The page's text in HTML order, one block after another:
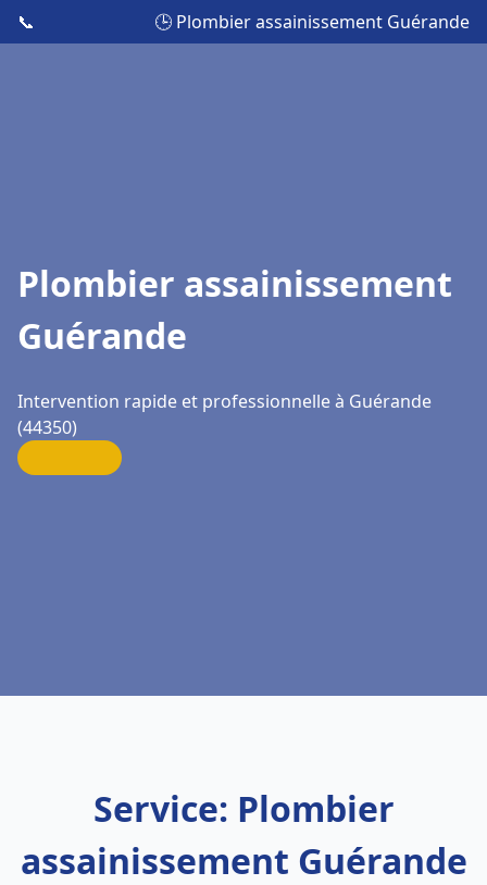
📞 🕒 Plombier assainissement Guérande
Plombier assainissement
Guérande
Intervention rapide et professionnelle à Guérande
(44350)
Service: Plombier
assainissement Guérande